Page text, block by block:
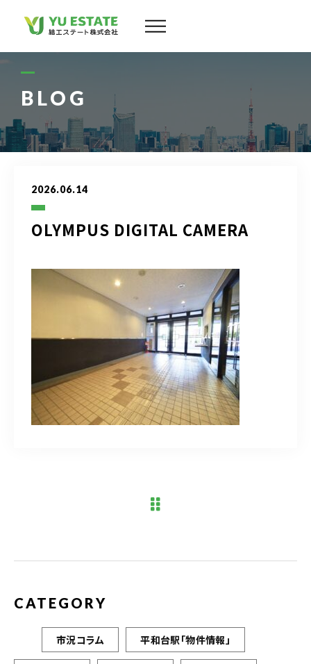
BLOG
2026.06.14
OLYMPUS DIGITAL CAMERA
CATEGORY
市況コラム 平和台駅「物件情報」
物件情報
お客様の声
よくある質問
ブログ
アクセス
03-6909-2648
お問い合わせはこちら